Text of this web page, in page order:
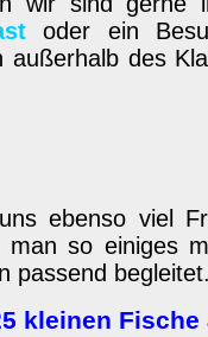
oder ein
außerhalb des
ebenso viel
so einiges
passend
kleinen Fische